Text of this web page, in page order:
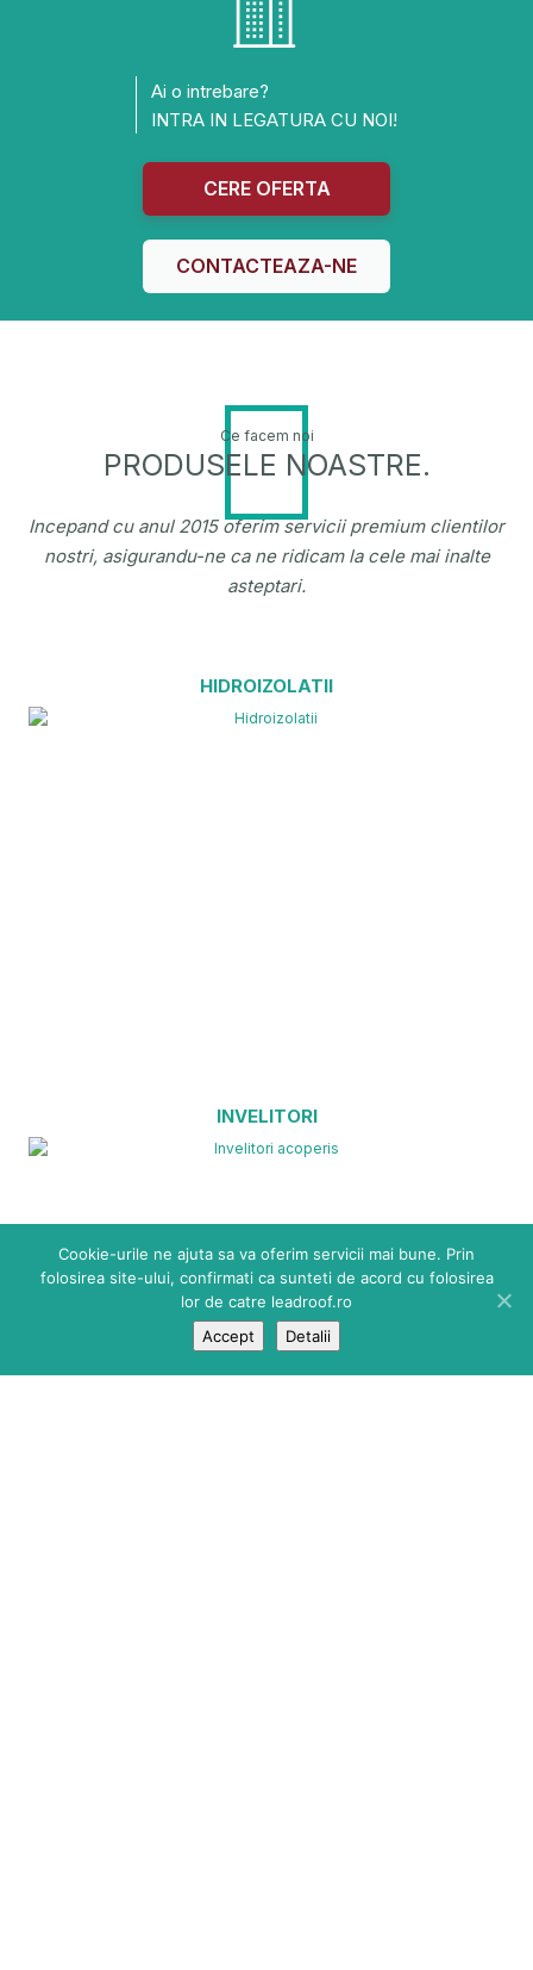
Ai o intrebare?
INTRA IN LEGATURA CU NOI!
CERE OFERTA
CONTACTEAZA-NE
Ce facem noi
PRODUSELE NOASTRE.
Incepand cu anul 2015 oferim servicii premium clientilor
nostri, asigurandu-ne ca ne ridicam la cele mai inalte
asteptari.
HIDROIZOLATII
INVELITORI
Cookie-urile ne ajuta sa va oferim servicii mai bune. Prin
folosirea site-ului, confirmati ca sunteti de acord cu folosirea
lor de catre leadroof.ro
Accept
Detalii